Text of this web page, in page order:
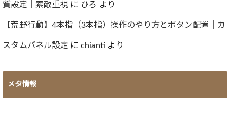
質設定｜索敵重視 に ひろ より
【荒野行動】4本指（3本指）操作のやり方とボタン配置｜カ
スタムパネル設定 に chianti より
メタ情報